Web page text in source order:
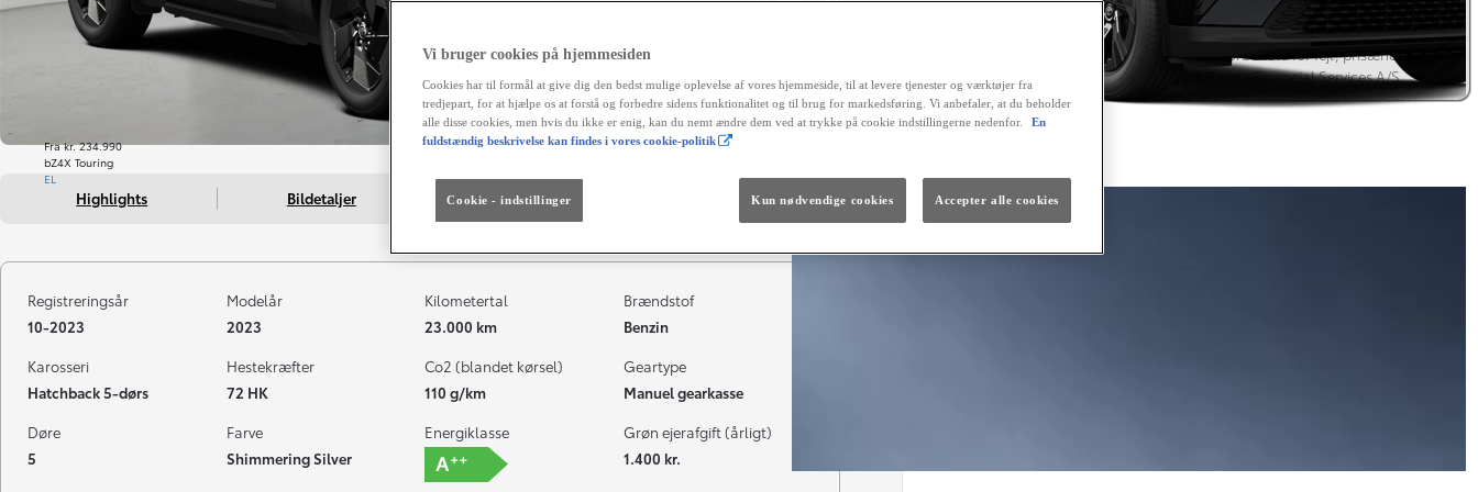
Fra kr. 234.990
bZ4X Touring
EL
The soul lives on.
registrering hos RKI forudsættes. Kaskoforsikring er obligatorisk. Der er
fortrydelsesret på lånet. Ingen løbende mdl. gebyrer ved betaling via en
automatisk betalingstjeneste. Vi tager forbehold for fejl, prisændringer
og renteforhøjelser. Finansiering via Toyota Financial Services A/S.
Månedlig finansiering
Highlights Bildetaljer Tilbehør Forhandler
Registreringsår
10-2023
Modelår
2023
Kilometertal
23.000 km
Brændstof
Benzin
Karosseri
Hatchback 5-dørs
Hestekræfter
72 HK
Co2 (blandet kørsel)
110 g/km
Geartype
Manuel gearkasse
Døre
5
Farve
Shimmering Silver
Energiklasse
Grøn ejerafgift (årligt)
1.400 kr.
Vi bruger cookies på hjemmesiden
Cookies har til formål at give dig den bedst mulige oplevelse af vores hjemmeside, til at levere tjenester og værktøjer fra
tredjepart, for at hjælpe os at forstå og forbedre sidens funktionalitet og til brug for markedsføring. Vi anbefaler, at du beholder
alle disse cookies, men hvis du ikke er enig, kan du nemt ændre dem ved at trykke på cookie indstillingerne nedenfor.
En
fuldstændig beskrivelse kan findes i vores cookie-politik
Cookie - indstillinger Kun nødvendige cookies Accepter alle cookies